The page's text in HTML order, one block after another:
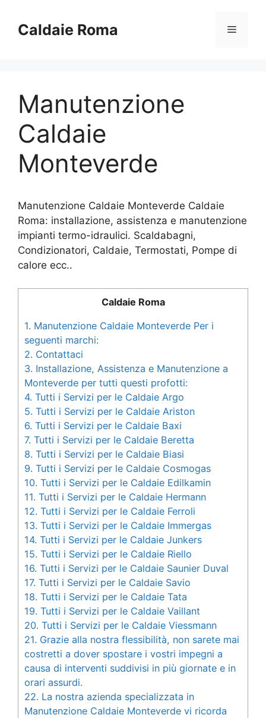
contenuto
Caldaie Roma Menu
Manutenzione
Caldaie
Monteverde
Manutenzione Caldaie Monteverde Caldaie
Roma: installazione, assistenza e manutenzione
impianti termo-idraulici. Scaldabagni,
Condizionatori, Caldaie, Termostati, Pompe di
calore ecc..
Caldaie Roma
1. Manutenzione Caldaie Monteverde Per i
seguenti marchi:
2. Contattaci
3. Installazione, Assistenza e Manutenzione a
Monteverde per tutti questi profotti:
4. Tutti i Servizi per le Caldaie Argo
5. Tutti i Servizi per le Caldaie Ariston
6. Tutti i Servizi per le Caldaie Baxi
7. Tutti i Servizi per le Caldaie Beretta
8. Tutti i Servizi per le Caldaie Biasi
9. Tutti i Servizi per le Caldaie Cosmogas
10. Tutti i Servizi per le Caldaie Edilkamin
11. Tutti i Servizi per le Caldaie Hermann
12. Tutti i Servizi per le Caldaie Ferroli
13. Tutti i Servizi per le Caldaie Immergas
14. Tutti i Servizi per le Caldaie Junkers
15. Tutti i Servizi per le Caldaie Riello
16. Tutti i Servizi per le Caldaie Saunier Duval
17. Tutti i Servizi per le Caldaie Savio
18. Tutti i Servizi per le Caldaie Tata
19. Tutti i Servizi per le Caldaie Vaillant
20. Tutti i Servizi per le Caldaie Viessmann
21. Grazie alla nostra flessibilità, non sarete mai
costretti a dover spostare i vostri impegni a
causa di interventi suddivisi in più giornate e in
orari assurdi.
22. La nostra azienda specializzata in
Manutenzione Caldaie Monteverde vi ricorda